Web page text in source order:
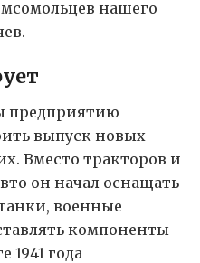
нашего
предприятию
выпуск новых
Вместо тракторов и
он начал оснащать
военные
компоненты
1941 года